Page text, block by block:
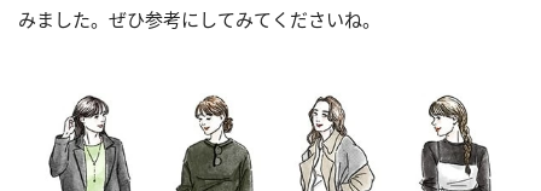
みました。ぜひ参考にしてみてくださいね。